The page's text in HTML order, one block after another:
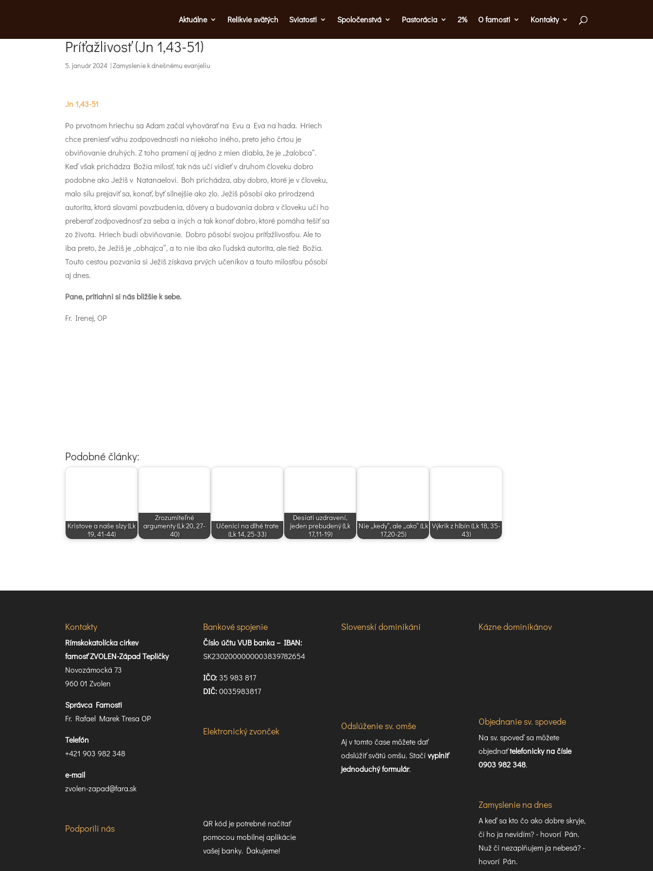
Aktuálne Relikvie svätých Sviatosti Spoločenstvá Pastorácia 2% O farnosti Kontakty
Príťažlivosť (Jn 1,43-51)
5. január 2024 |Zamyslenie k dnešnému evanjeliu
Jn 1,43-51
Po prvotnom hriechu sa Adam začal vyhovárať na Evu a Eva na hada. Hriech
chce preniesť váhu zodpovednosti na niekoho iného, preto jeho črtou je
obviňovanie druhých. Z toho pramení aj jedno z mien diabla, že je „žalobca“.
Keď však prichádza Božia milosť, tak nás učí vidieť v druhom človeku dobro
podobne ako Ježiš v Natanaelovi. Boh prichádza, aby dobro, ktoré je v človeku,
malo silu prejaviť sa, konať, byť silnejšie ako zlo. Ježiš pôsobí ako prirodzená
autorita, ktorá slovami povzbudenia, dôvery a budovania dobra v človeku učí ho
preberať zodpovednosť za seba a iných a tak konať dobro, ktoré pomáha tešiť sa
zo života. Hriech budí obviňovanie. Dobro pôsobí svojou príťažlivosťou. Ale to
iba preto, že Ježiš je „obhajca“, a to nie iba ako ľudská autorita, ale tiež Božia.
Touto cestou pozvania si Ježiš získava prvých učeníkov a touto milosťou pôsobí
aj dnes.
Pane, pritiahni si nás bližšie k sebe.
Fr. Irenej, OP
Podobné články:
Kristove a naše slzy (Lk
19, 41-44)
Zrozumiteľné
argumenty (Lk 20, 27-
40)
Učeníci na dlhé trate
(Lk 14, 25-33)
Desiati uzdravení,
jeden prebudený (Lk
17,11-19)
Nie „kedy“, ale „ako“ (Lk
17,20-25)
Výkrik z hlbín (Lk 18, 35-
43)
Kontakty
Rímskokatolícka cirkev
farnosť ZVOLEN-Západ Tepličky
Novozámocká 73
960 01 Zvolen
Správca Farnosti
Fr. Rafael Marek Tresa OP
Telefón
+421 903 982 348
e-mail
zvolen-zapad@fara.sk
Podporili nás
Bankové spojenie
Číslo účtu VUB banka – IBAN:
SK2302000000003839782654
IČO:35 983 817
DIČ:0035983817
Elektronický zvonček
QR kód je potrebné načítať
pomocou mobilnej aplikácie
vašej banky. Ďakujeme!
Slovenskí dominikáni
Odslúženie sv. omše
Aj v tomto čase môžete dať
odslúžiť svätú omšu. Stačívyplniť
jednoduchý formulár.
Kázne dominikánov
Objednanie sv. spovede
Na sv. spoveď sa môžete
objednaťtelefonicky na čísle
0903 982 348.
Zamyslenie na dnes
A keď sa kto čo ako dobre skryje,
či ho ja nevidím? - hovorí Pán.
Nuž či nezaplňujem ja nebesá? -
hovorí Pán.